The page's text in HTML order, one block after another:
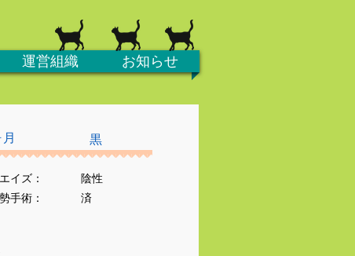
運営組織 お知らせ
黒
イズ：
陰性
手術：
済